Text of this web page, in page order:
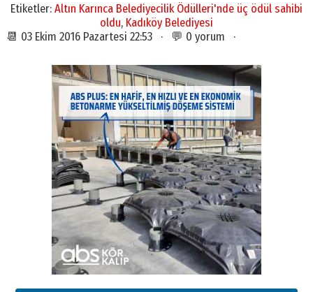
Etiketler: Altın Karınca Belediyecilik Ödülleri'nde üç ödül sahibi
oldu, Kadıköy Belediyesi
📆 03 Ekim 2016 Pazartesi 22:53 · 💬 0 yorum ·